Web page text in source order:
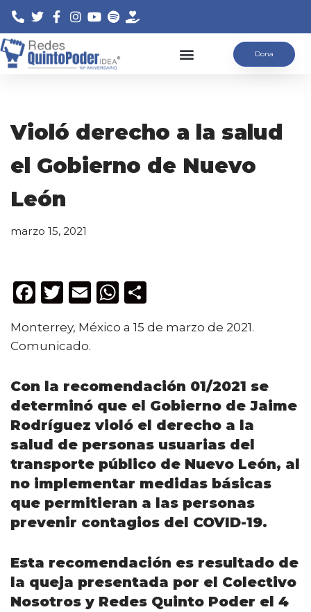
Saltar
al
Dona
Violó derecho a la salud
el Gobierno de Nuevo
León
marzo 15, 2021
F
c
e
b
o
o
k
T
it
te
r
E
ai
W
a
A
p
p
m
ar
ti
r
Monterrey, México a 15 de marzo de 2021.
Comunicado.
Con la recomendación 01/2021 se
determinó que el Gobierno de Jaime
Rodríguez violó el derecho a la
salud de personas usuarias del
transporte público de Nuevo León, al
no implementar medidas básicas
que permitieran a las personas
prevenir contagios del COVID-19.
Esta recomendación es resultado de
la queja presentada por el Colectivo
Nosotros y Redes Quinto Poder el 4